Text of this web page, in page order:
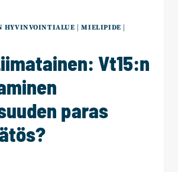
HYVINVOINTIALUE |MIELIPIDE
Vt15:n
paras